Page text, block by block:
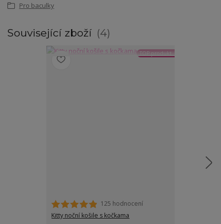
Pro baculky
Související zboží 4
TOP produkt
125 hodnocení
Kitty noční košile s kočkama